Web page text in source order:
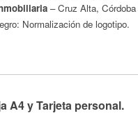
– Cruz Alta,
Normalización de logotipo.
A4 y Tarjeta personal.